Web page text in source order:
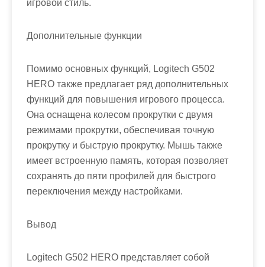
игровой стиль.
Дополнительные функции
Помимо основных функций, Logitech G502
HERO также предлагает ряд дополнительных
функций для повышения игрового процесса.
Она оснащена колесом прокрутки с двумя
режимами прокрутки, обеспечивая точную
прокрутку и быструю прокрутку. Мышь также
имеет встроенную память, которая позволяет
сохранять до пяти профилей для быстрого
переключения между настройками.
Вывод
Logitech G502 HERO представляет собой